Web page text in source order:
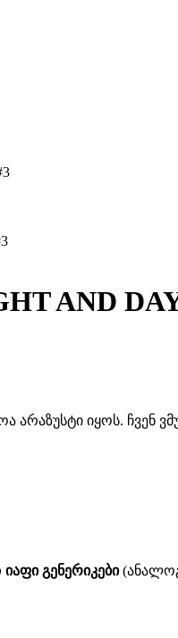
AND
არაზუსტი იყოს. ჩვენ
იაფი გენერიკები